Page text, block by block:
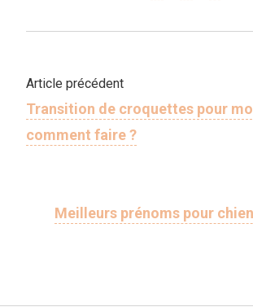
Article précédent
Transition de croquettes pour
comment faire ?
Meilleurs prénoms pour